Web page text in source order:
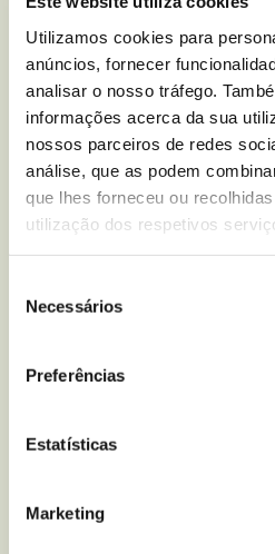
Utilizamos cookies para
anúncios, fornecer
analisar o nosso tráfego.
informações acerca da sua
nossos parceiros de redes
análise, que as podem
que lhes forneceu ou
utilização dos respetivos
Necessários
Preferências
Estatísticas
Marketing
Você tem
nutricional
Maria Bio
Escreva-nos
Mais recentes